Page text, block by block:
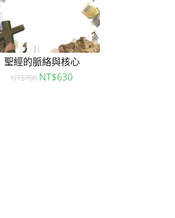
聖經的脈絡與核心
NT$700 NT$630